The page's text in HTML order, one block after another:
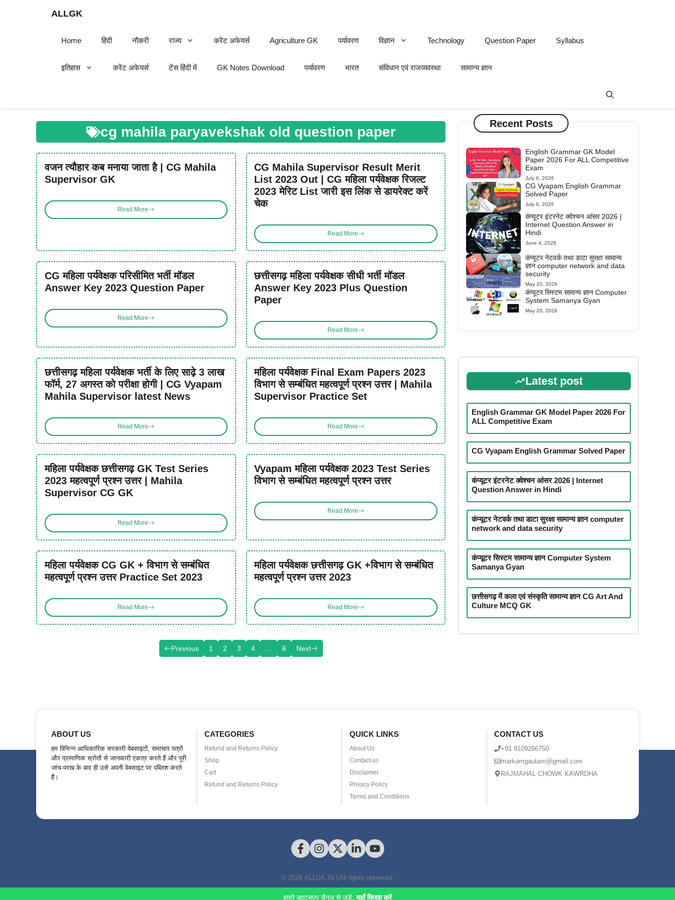
ALLGK
Home हिंदी नौकरी राज्य करेंट अफेयर्स Agriculture GK पर्यावरण विज्ञान Technology Question Paper Syllabus
इतिहास करेंट अफेयर्स टेंस हिंदी में GK Notes Download पर्यावरण भारत संविधान एवं राजव्यवस्था सामान्य ज्ञान
cg mahila paryavekshak old question paper
वजन त्यौहार कब मनाया जाता है | CG Mahila
Supervisor GK
Read More
CG Mahila Supervisor Result Merit
List 2023 Out | CG महिला पर्यवेक्षक रिजल्ट
2023 मेरिट List जारी इस लिंक से डायरेक्ट करें
चेक
Read More
CG महिला पर्यवेक्षक परिसीमित भर्ती मॉडल
Answer Key 2023 Question Paper
Read More
छत्तीसगढ़ महिला पर्यवेक्षक सीधी भर्ती मॉडल
Answer Key 2023 Plus Question
Paper
Read More
छत्तीसगढ़ महिला पर्यवेक्षक भर्ती के लिए साढ़े 3 लाख
फॉर्म, 27 अगस्त को परीक्षा होगी | CG Vyapam
Mahila Supervisor latest News
Read More
महिला पर्यवेक्षक Final Exam Papers 2023
विभाग से सम्बंधित महत्वपूर्ण प्रश्न उत्तर | Mahila
Supervisor Practice Set
Read More
महिला पर्यवेक्षक छत्तीसगढ़ GK Test Series
2023 महत्वपूर्ण प्रश्न उत्तर | Mahila
Supervisor CG GK
Read More
Vyapam महिला पर्यवेक्षक 2023 Test Series
विभाग से सम्बंधित महत्वपूर्ण प्रश्न उत्तर
Read More
महिला पर्यवेक्षक CG GK + विभाग से सम्बंधित
महत्वपूर्ण प्रश्न उत्तर Practice Set 2023
Read More
महिला पर्यवेक्षक छत्तीसगढ़ GK +विभाग से सम्बंधित
महत्वपूर्ण प्रश्न उत्तर 2023
Read More
Previous 1 2 3 4 6 Next
Recent Posts
English Grammar GK Model
Paper 2026 For ALL Competitive
Exam
July 6, 2026
CG Vyapam English Grammar
Solved Paper
July 6, 2026
कंप्यूटर इंटरनेट क्वेश्चन आंसर 2026 |
Internet Question Answer in
Hindi
June 4, 2026
कंप्यूटर नेटवर्क तथा डाटा सुरक्षा सामान्य
ज्ञान computer network and data
security
May 20, 2026
कंप्यूटर सिस्टम सामान्य ज्ञान Computer
System Samanya Gyan
May 20, 2026
Latest post
English Grammar GK Model Paper 2026 For
ALL Competitive Exam
CG Vyapam English Grammar Solved Paper
कंप्यूटर इंटरनेट क्वेश्चन आंसर 2026 | Internet
Question Answer in Hindi
कंप्यूटर नेटवर्क तथा डाटा सुरक्षा सामान्य ज्ञान computer
network and data security
कंप्यूटर सिस्टम सामान्य ज्ञान Computer System
Samanya Gyan
छत्तीसगढ़ में कला एवं संस्कृति सामान्य ज्ञान CG Art And
Culture MCQ GK
ABOUT US
हम विभिन्न आधिकारिक सरकारी वेबसाइटों, समाचार पत्रों
और प्रामाणिक स्रोतों से जानकारी एकत्र करते हैं और पूरी
जांच-परख के बाद ही उसे अपनी वेबसाइट पर पब्लिश करते
हैं।
CATEGORIES
Refund and Returns Policy
Shop
Cart
Refund and Returns Policy
QUICK LINKS
About Us
Contact us
Disclaimer
Privacy Policy
Terms and Conditions
CONTACT US
+91 9109266750
markamgautam@gmail.com
RAJMAHAL CHOWK KAWRDHA
© 2026 ALLGK.IN | All rights reserved.
हमारे व्हाट्सएप चैनल से जुड़ें:यहाँ क्लिक करें